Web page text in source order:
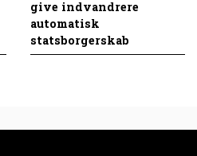
give indvandrere
automatisk
statsborgerskab